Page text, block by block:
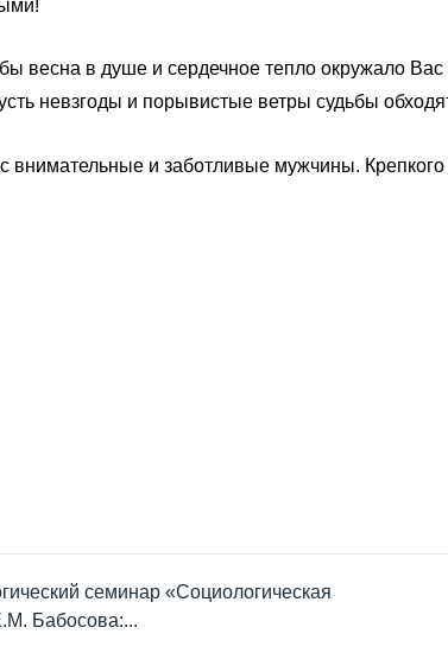
весна в душе и сердечное тепло окружало
невзгоды и порывистые ветры судьбы
внимательные и заботливые мужчины.
семинар «Социологическая
Бабосова:...